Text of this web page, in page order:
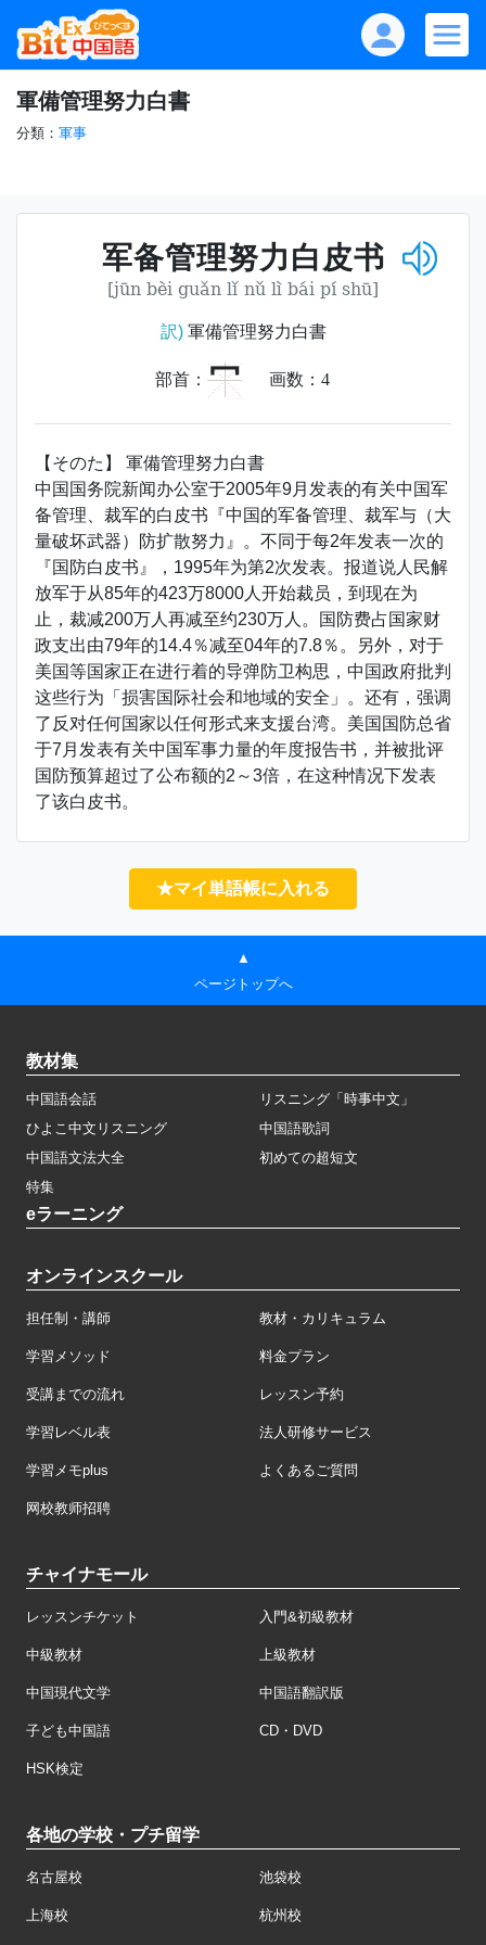
軍備管理努力白書
分類： 軍事
军备管理努力白皮书
[jūn bèi guǎn lǐ nǔ lì bái pí shū]
訳)軍備管理努力白書
部首： 冖 画数： 4
【そのた】 軍備管理努力白書
中国国务院新闻办公室于2005年9月发表的有关中国军
备管理、裁军的白皮书『中国的军备管理、裁军与（大
量破坏武器）防扩散努力』。不同于每2年发表一次的
『国防白皮书』，1995年为第2次发表。报道说人民解
放军于从85年的423万8000人开始裁员，到现在为
止，裁减200万人再减至约230万人。国防费占国家财
政支出由79年的14.4％减至04年的7.8％。另外，对于
美国等国家正在进行着的导弹防卫构思，中国政府批判
这些行为「损害国际社会和地域的安全」。还有，强调
了反对任何国家以任何形式来支援台湾。美国国防总省
于7月发表有关中国军事力量的年度报告书，并被批评
国防预算超过了公布额的2～3倍，在这种情况下发表
了该白皮书。
★マイ単語帳に入れる
▲
ページトップへ
教材集
中国語会話
リスニング「時事中文」
ひよこ中文リスニング
中国語歌詞
中国語文法大全
初めての超短文
特集
eラーニング
オンラインスクール
担任制・講師 教材・カリキュラム
学習メソッド 料金プラン
受講までの流れ レッスン予約
学習レベル表 法人研修サービス
学習メモplus よくあるご質問
网校教师招聘
チャイナモール
レッスンチケット 入門&初級教材
中級教材 上級教材
中国現代文学 中国語翻訳版
子ども中国語 CD・DVD
HSK検定
各地の学校・プチ留学
名古屋校 池袋校
上海校 杭州校